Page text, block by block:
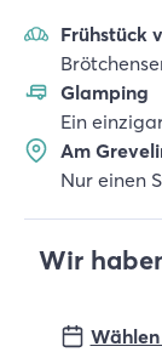
Frühstück
Glamping
Ein
Am
Nur einen
Wir